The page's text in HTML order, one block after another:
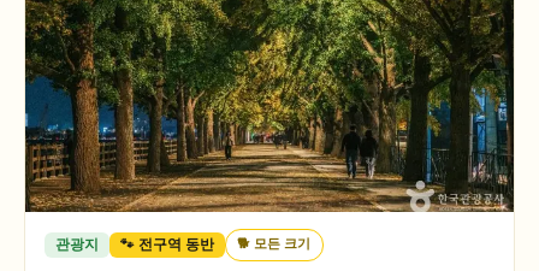
관광지 🐾 전구역 동반 🐕모든 크기